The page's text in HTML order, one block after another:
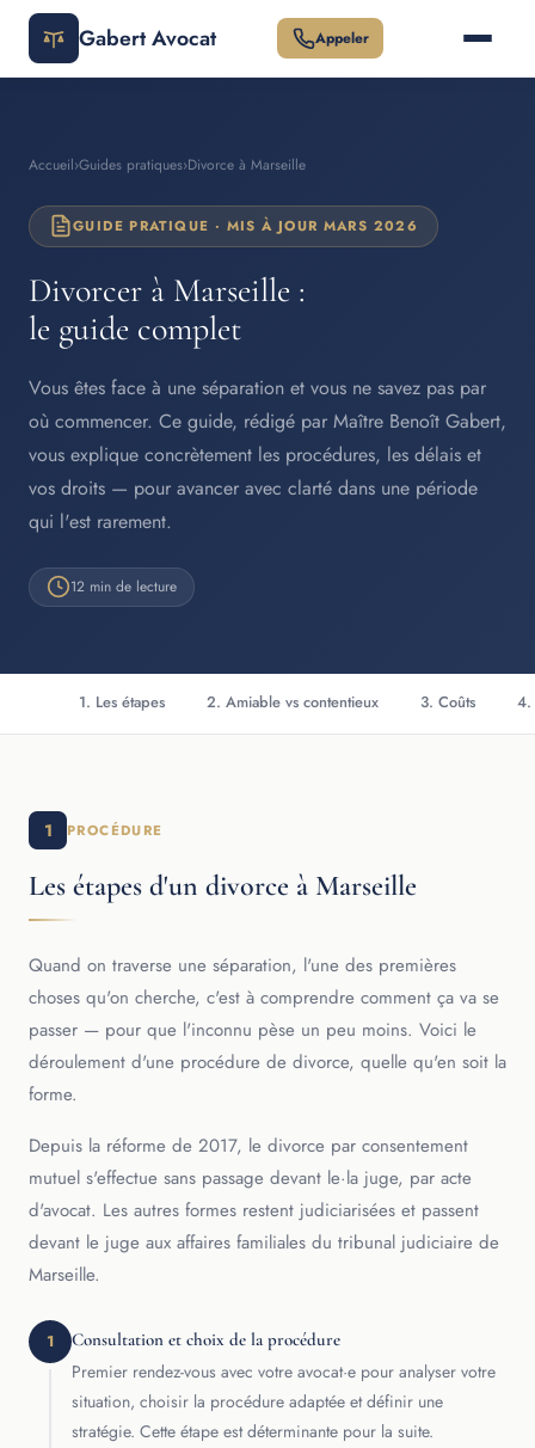
Gabert Avocat Appeler
Accueil›Guides pratiques›Divorce à Marseille
GUIDE PRATIQUE · MIS À JOUR MARS 2026
Divorcer à Marseille :
le guide complet
Vous êtes face à une séparation et vous ne savez pas par
où commencer. Ce guide, rédigé par Maître Benoît Gabert,
vous explique concrètement les procédures, les délais et
vos droits — pour avancer avec clarté dans une période
qui l'est rarement.
12 min de lecture
1. Les étapes 2. Amiable vs contentieux 3. Coûts 4.
1 PROCÉDURE
Les étapes d'un divorce à Marseille
Quand on traverse une séparation, l'une des premières
choses qu'on cherche, c'est à comprendre comment ça va se
passer — pour que l'inconnu pèse un peu moins. Voici le
déroulement d'une procédure de divorce, quelle qu'en soit la
forme.
Depuis la réforme de 2017, le divorce par consentement
mutuel s'effectue sans passage devant le·la juge, par acte
d'avocat. Les autres formes restent judiciarisées et passent
devant le juge aux affaires familiales du tribunal judiciaire de
Marseille.
1 Consultation et choix de la procédure
Premier rendez-vous avec votre avocat·e pour analyser votre
situation, choisir la procédure adaptée et définir une
stratégie. Cette étape est déterminante pour la suite.